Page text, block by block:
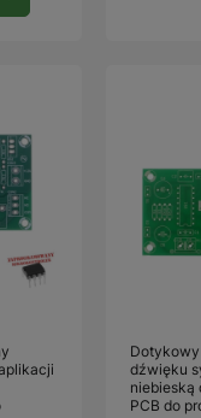
dźwięku
niebieską
PCB do